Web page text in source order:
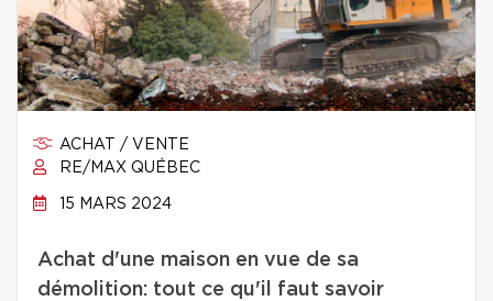
ACHAT / VENTE
RE/MAX QUÉBEC
15 MARS 2024
Achat d'une maison en vue de sa
démolition: tout ce qu'il faut savoir